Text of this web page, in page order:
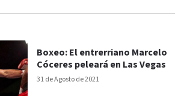
31 de Agosto de 2021
Boxeo: El entrerriano Marcelo
Cóceres peleará en Las Vegas